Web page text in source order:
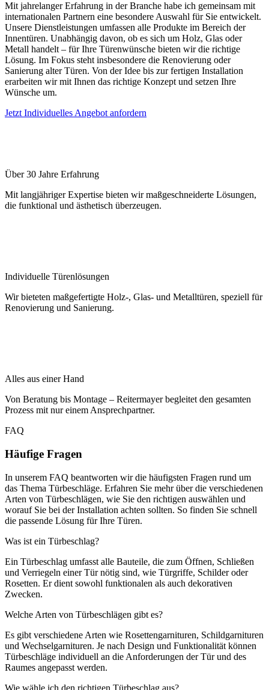
Mit jahrelanger Erfahrung in der Branche habe ich gemeinsam mit
internationalen Partnern eine besondere Auswahl für Sie entwickelt.
Unsere Dienstleistungen umfassen alle Produkte im Bereich der
Innentüren. Unabhängig davon, ob es sich um Holz, Glas oder
Metall handelt – für Ihre Türenwünsche bieten wir die richtige
Lösung. Im Fokus steht insbesondere die Renovierung oder
Sanierung alter Türen. Von der Idee bis zur fertigen Installation
erarbeiten wir mit Ihnen das richtige Konzept und setzen Ihre
Wünsche um.
Jetzt Individuelles Angebot anfordern
Über 30 Jahre Erfahrung
Mit langjähriger Expertise bieten wir maßgeschneiderte Lösungen,
die funktional und ästhetisch überzeugen.
Individuelle Türenlösungen
Wir bieteten maßgefertigte Holz-, Glas- und Metalltüren, speziell für
Renovierung und Sanierung.
Alles aus einer Hand
Von Beratung bis Montage – Reitermayer begleitet den gesamten
Prozess mit nur einem Ansprechpartner.
FAQ
Häufige Fragen
In unserem FAQ beantworten wir die häufigsten Fragen rund um
das Thema Türbeschläge. Erfahren Sie mehr über die verschiedenen
Arten von Türbeschlägen, wie Sie den richtigen auswählen und
worauf Sie bei der Installation achten sollten. So finden Sie schnell
die passende Lösung für Ihre Türen.
Was ist ein Türbeschlag?
Ein Türbeschlag umfasst alle Bauteile, die zum Öffnen, Schließen
und Verriegeln einer Tür nötig sind, wie Türgriffe, Schilder oder
Rosetten. Er dient sowohl funktionalen als auch dekorativen
Zwecken.
Welche Arten von Türbeschlägen gibt es?
Es gibt verschiedene Arten wie Rosettengarnituren, Schildgarnituren
und Wechselgarnituren. Je nach Design und Funktionalität können
Türbeschläge individuell an die Anforderungen der Tür und des
Raumes angepasst werden.
Wie wähle ich den richtigen Türbeschlag aus?